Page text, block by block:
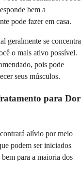
bem a
pode fazer em casa.
geralmente se concentra
o mais ativo possível.
pois pode
seus músculos.
para Dor
alívio por meio
podem ser iniciados
para a maioria dos